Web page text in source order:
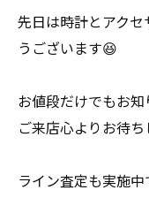
先日は時計とアク
うございます😆
お値段だけでもお
ご来店心よりお待
ライン査定も実施